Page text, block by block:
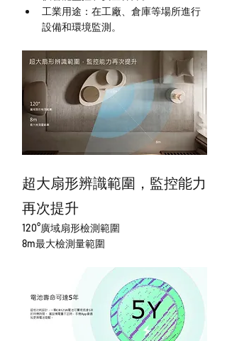
工業用途：在工廠、倉庫等場所進行
設備和環境監測。
超大扇形辨識範圍，監控能力
再次提升
120°廣域扇形檢測範圍
8m最大檢測量範圍